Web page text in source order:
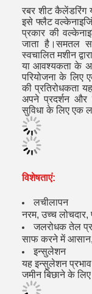
रबर शीट कैलेंडरिंग
इसे फ्लैट
प्रकार की
जाता है।समतल
स्वचालित मशीन
या आवश्यकता के
परियोजना के लिए
की प्रतिरोधकता
अपने प्रदर्शन
सुविधा के लिए एक
विशेषताएं:
लचीलापन
नरम, उच्च
जलरोधक तेल
साफ करने में आसान,
इन्सुलेशन
यह इन्सुलेशन
जमीन बिछाने के लिए